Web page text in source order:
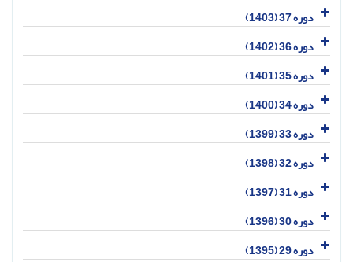
دوره 37 (1403)
دوره 36 (1402)
دوره 35 (1401)
دوره 34 (1400)
دوره 33 (1399)
دوره 32 (1398)
دوره 31 (1397)
دوره 30 (1396)
دوره 29 (1395)